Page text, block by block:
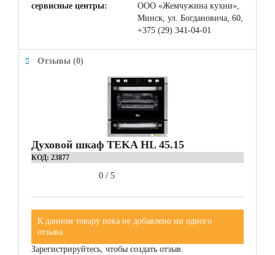
сервисные центры:
ООО «Жемчужина кухни»,
Минск, ул. Богдановича, 60,
+375 (29) 341-04-01
Отзывы (0)
Духовой шкаф TEKA HL 45.15
КОД: 23877
0 / 5
К данном товару пока не добавлено ни одного
отзыва
Зарегистрируйтесь, чтобы создать отзыв.